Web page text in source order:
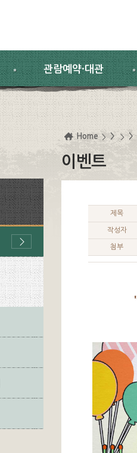
관람예약·대관
Home > >
이벤트
제목
작성자
첨부
'